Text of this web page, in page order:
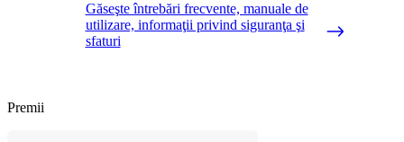
Găseşte întrebări frecvente, manuale de
utilizare, informaţii privind siguranţa şi
sfaturi
Premii